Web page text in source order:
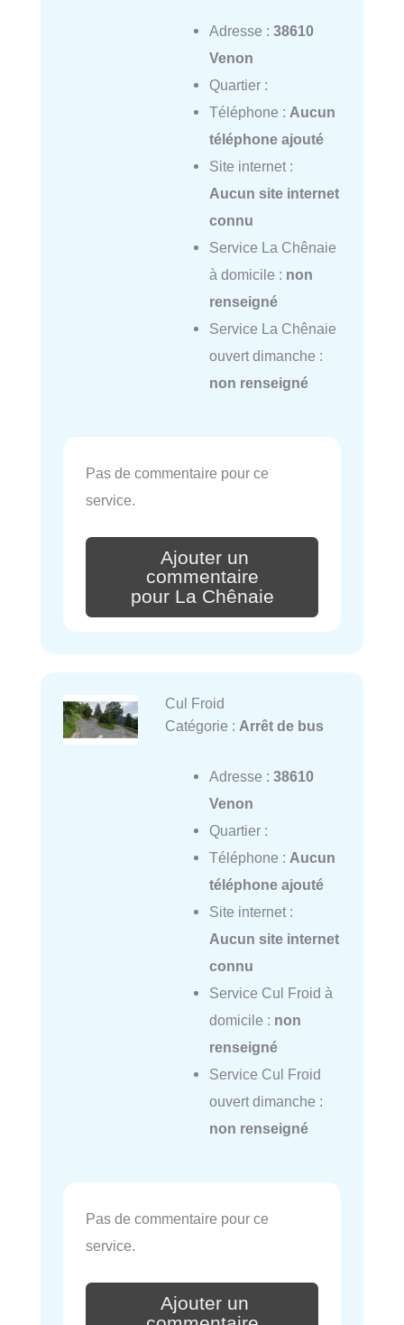
Adresse : 38610
Venon
Quartier :
Téléphone : Aucun
téléphone ajouté
Site internet :
Aucun site internet
connu
Service La Chênaie
à domicile : non
renseigné
Service La Chênaie
ouvert dimanche :
non renseigné
Pas de commentaire pour ce
service.
Ajouter un
commentaire
pour La Chênaie
Cul Froid
Catégorie : Arrêt de bus
Adresse : 38610
Venon
Quartier :
Téléphone : Aucun
téléphone ajouté
Site internet :
Aucun site internet
connu
Service Cul Froid à
domicile : non
renseigné
Service Cul Froid
ouvert dimanche :
non renseigné
Pas de commentaire pour ce
service.
Ajouter un